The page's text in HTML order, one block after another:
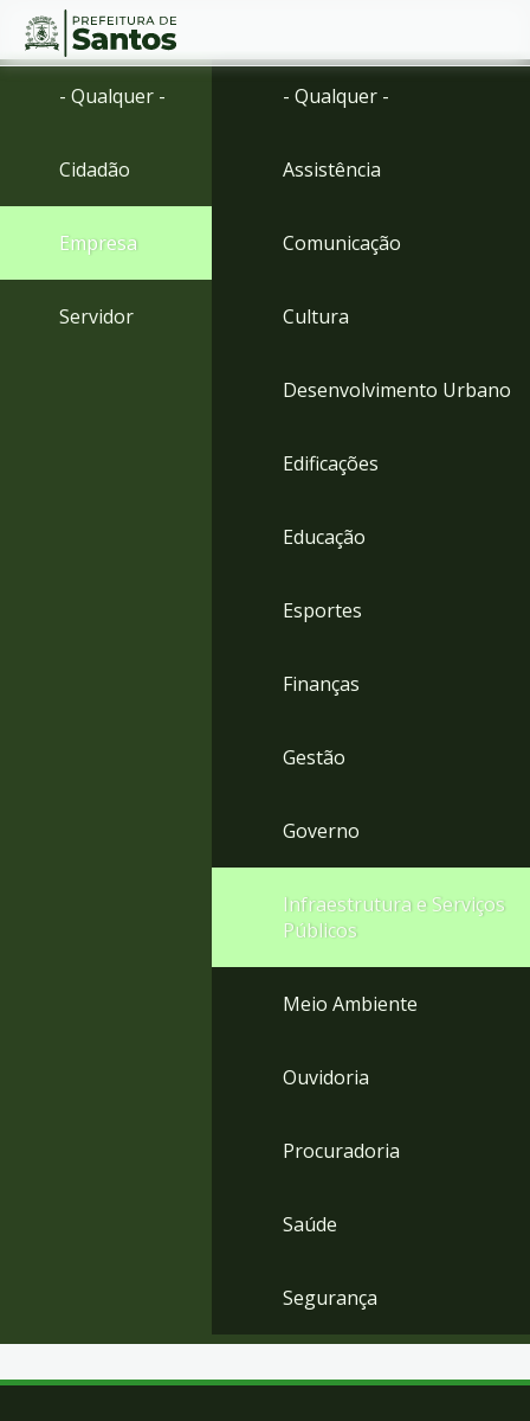
Ir
Ir
menu
Conteúdo
- Qualquer -
Cidadão
Empresa
Servidor
- Qualquer -
Assistência
Comunicação
Cultura
Desenvolvimento Urbano
Edificações
Educação
Esportes
Finanças
Gestão
Governo
Infraestrutura e Serviços
Públicos
Meio Ambiente
Ouvidoria
Procuradoria
Saúde
Segurança